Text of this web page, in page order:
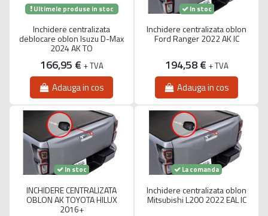
Ultimele produse in stoc
Inchidere centralizata
deblocare oblon Isuzu D-Max
2024 AK TO
166,95 € + TVA
Adauga in cos
In stoc
Inchidere centralizata oblon
Ford Ranger 2022 AK IC
194,58 € + TVA
Adauga in cos
In stoc
INCHIDERE CENTRALIZATA
OBLON AK TOYOTA HILUX
2016+
La comanda
Inchidere centralizata oblon
Mitsubishi L200 2022 EAL IC